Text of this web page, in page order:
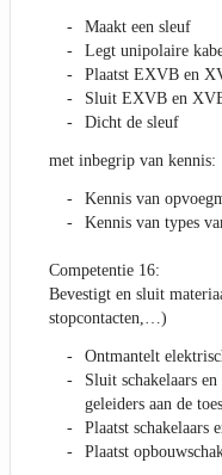
Maakt een sleuf
Legt unipolaire
Plaatst EXVB en
Sluit EXVB en
Dicht de sleuf
met inbegrip van kennis:
Kennis van
Kennis van types
Competentie 16:
Bevestigt en sluit
stopcontacten,…)
Ontmantelt
Sluit schakelaars
geleiders aan de
Plaatst schakelaars
Plaatst